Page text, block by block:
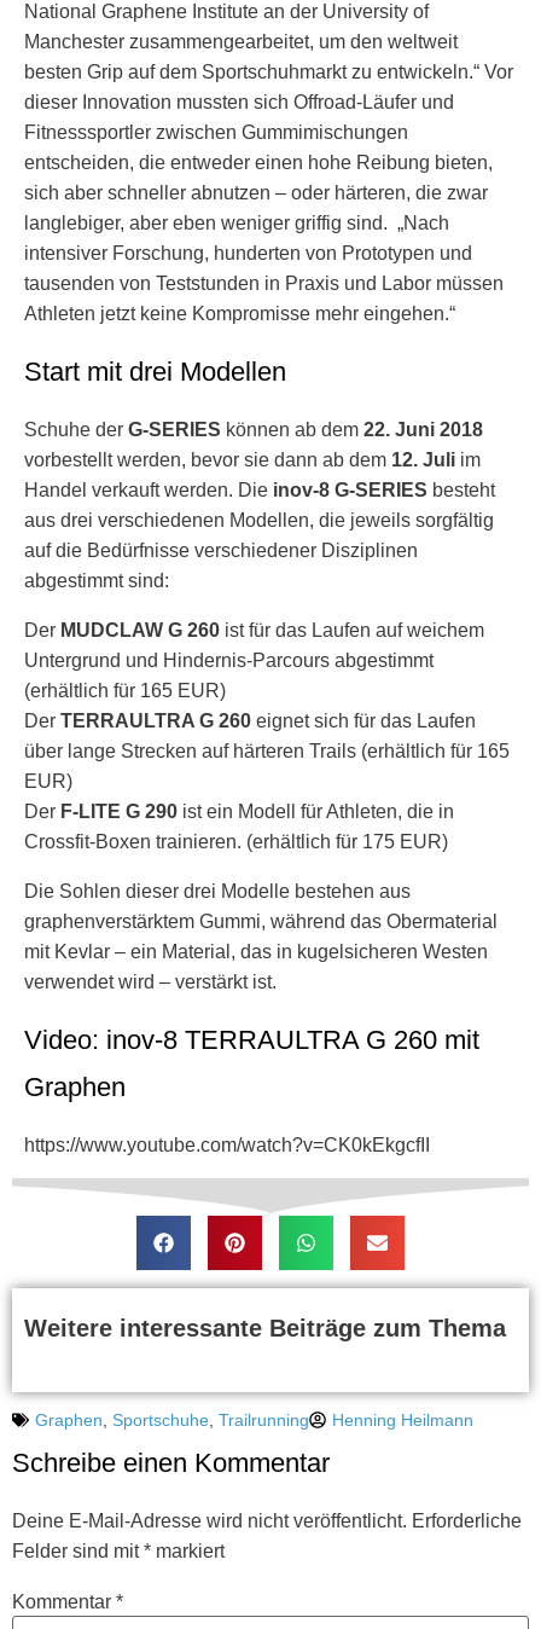
National Graphene Institute an der University of
Manchester zusammengearbeitet, um den weltweit
besten Grip auf dem Sportschuhmarkt zu entwickeln.“ Vor
dieser Innovation mussten sich Offroad-Läufer und
Fitnesssportler zwischen Gummimischungen
entscheiden, die entweder einen hohe Reibung bieten,
sich aber schneller abnutzen – oder härteren, die zwar
langlebiger, aber eben weniger griffig sind. „Nach
intensiver Forschung, hunderten von Prototypen und
tausenden von Teststunden in Praxis und Labor müssen
Athleten jetzt keine Kompromisse mehr eingehen.“
Start mit drei Modellen
Schuhe der G-SERIES können ab dem 22. Juni 2018
vorbestellt werden, bevor sie dann ab dem 12. Juli im
Handel verkauft werden. Die inov-8 G-SERIES besteht
aus drei verschiedenen Modellen, die jeweils sorgfältig
auf die Bedürfnisse verschiedener Disziplinen
abgestimmt sind:
Der MUDCLAW G 260 ist für das Laufen auf weichem
Untergrund und Hindernis-Parcours abgestimmt
(erhältlich für 165 EUR)
Der TERRAULTRA G 260 eignet sich für das Laufen
über lange Strecken auf härteren Trails (erhältlich für 165
EUR)
Der F-LITE G 290 ist ein Modell für Athleten, die in
Crossfit-Boxen trainieren. (erhältlich für 175 EUR)
Die Sohlen dieser drei Modelle bestehen aus
graphenverstärktem Gummi, während das Obermaterial
mit Kevlar – ein Material, das in kugelsicheren Westen
verwendet wird – verstärkt ist.
Video: inov-8 TERRAULTRA G 260 mit
Graphen
https://www.youtube.com/watch?v=CK0kEkgcfII
Weitere interessante Beiträge zum Thema
Graphen Sportschuhe Trailrunning Henning Heilmann
Schreibe einen Kommentar
Deine E-Mail-Adresse wird nicht veröffentlicht. Erforderliche
Felder sind mit* markiert
Kommentar *